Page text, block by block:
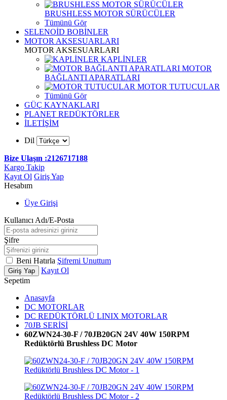
BRUSHLESS MOTOR SÜRÜCÜLER
Tümünü Gör
SELENOİD BOBİNLER
MOTOR AKSESUARLARI
MOTOR AKSESUARLARI
KAPLİNLER
MOTOR
BAĞLANTI APARATLARI
MOTOR TUTUCULAR
Tümünü Gör
GÜÇ KAYNAKLARI
PLANET REDÜKTÖRLER
İLETİŞİM
Dil
Bize Ulaşın :2126717188
Kargo Takip
Kayıt Ol Giriş Yap
Hesabım
Üye Girişi
Kullanıcı Adı/E-Posta
Şifre
Beni Hatırla Şifremi Unuttum
Giriş Yap
Kayıt Ol
Sepetim
Anasayfa
DC MOTORLAR
DC REDÜKTÖRLÜ LINIX MOTORLAR
70JB SERİSİ
60ZWN24-30-F / 70JB20GN 24V 40W 150RPM
Redüktörlü Brushless DC Motor